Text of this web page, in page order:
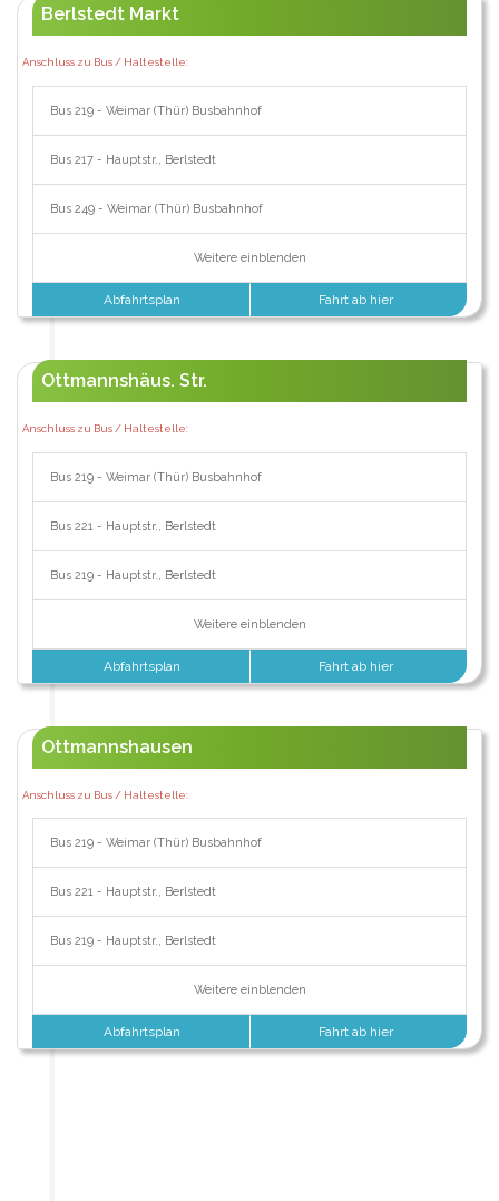
Berlstedt Markt
Anschluss zu Bus / Haltestelle:
Bus 219 - Weimar (Thür) Busbahnhof
Bus 217 - Hauptstr., Berlstedt
Bus 249 - Weimar (Thür) Busbahnhof
Weitere einblenden
Abfahrtsplan Fahrt ab hier
Ottmannshäus. Str.
Anschluss zu Bus / Haltestelle:
Bus 219 - Weimar (Thür) Busbahnhof
Bus 221 - Hauptstr., Berlstedt
Bus 219 - Hauptstr., Berlstedt
Weitere einblenden
Abfahrtsplan Fahrt ab hier
Ottmannshausen
Anschluss zu Bus / Haltestelle:
Bus 219 - Weimar (Thür) Busbahnhof
Bus 221 - Hauptstr., Berlstedt
Bus 219 - Hauptstr., Berlstedt
Weitere einblenden
Abfahrtsplan Fahrt ab hier